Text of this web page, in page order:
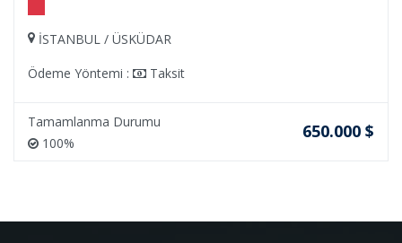
İSTANBUL / ÜSKÜDAR
Ödeme Yöntemi :
Taksit
Tamamlanma Durumu
100%
650.000 $